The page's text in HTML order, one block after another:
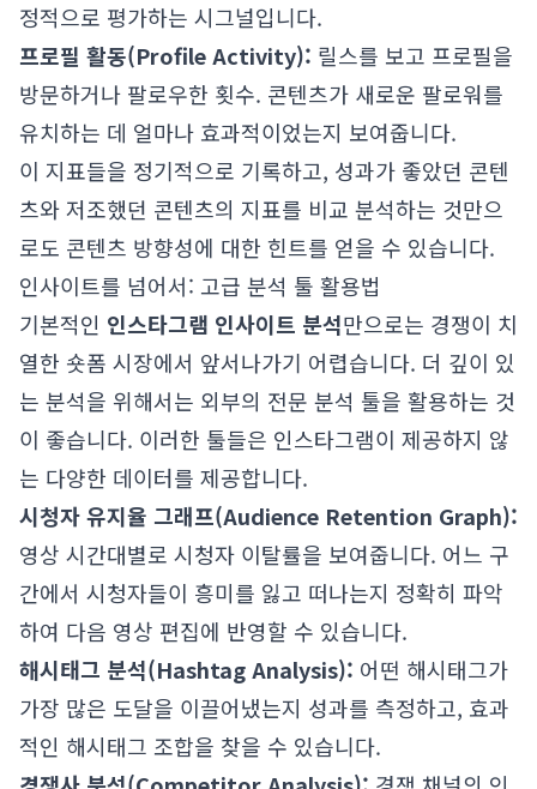
정적으로 평가하는 시그널입니다.
프로필 활동(Profile Activity): 릴스를 보고 프로필을
방문하거나 팔로우한 횟수. 콘텐츠가 새로운 팔로워를
유치하는 데 얼마나 효과적이었는지 보여줍니다.
이 지표들을 정기적으로 기록하고, 성과가 좋았던 콘텐
츠와 저조했던 콘텐츠의 지표를 비교 분석하는 것만으
로도 콘텐츠 방향성에 대한 힌트를 얻을 수 있습니다.
인사이트를 넘어서: 고급 분석 툴 활용법
기본적인 인스타그램 인사이트 분석만으로는 경쟁이 치
열한 숏폼 시장에서 앞서나가기 어렵습니다. 더 깊이 있
는 분석을 위해서는 외부의 전문 분석 툴을 활용하는 것
이 좋습니다. 이러한 툴들은 인스타그램이 제공하지 않
는 다양한 데이터를 제공합니다.
시청자 유지율 그래프(Audience Retention Graph):
영상 시간대별로 시청자 이탈률을 보여줍니다. 어느 구
간에서 시청자들이 흥미를 잃고 떠나는지 정확히 파악
하여 다음 영상 편집에 반영할 수 있습니다.
해시태그 분석(Hashtag Analysis): 어떤 해시태그가
가장 많은 도달을 이끌어냈는지 성과를 측정하고, 효과
적인 해시태그 조합을 찾을 수 있습니다.